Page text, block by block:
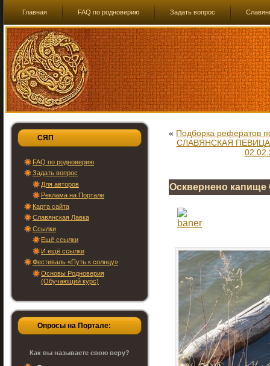
Главная FAQ по родноверию Задать вопрос
СЯП
FAQ по родноверию
Задать вопрос
Для авторов
Реклама на Портале
Карта сайта
Славянская Лавка
Ссылки
Ещё ссылки
И ещё ссылки
Фестиваль «Путь к солнцу»
Основы Родноверия
(Обучающий курс)
Опросы на Портале:
Как вы называете свою веру?
« Подборка рефератов
СЛАВЯНСКАЯ
Осквернено